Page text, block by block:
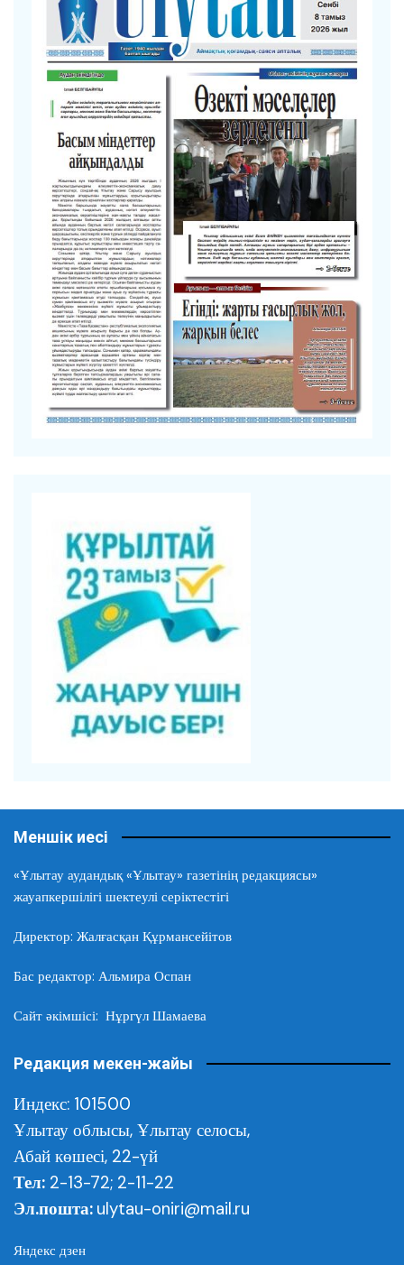
Меншік иесі
«Ұлытау аудандық «Ұлытау» газетінің редакциясы»
жауапкершілігі шектеулі серіктестігі
Директор: Жалғасқан Құрмансейітов
Бас редактор: Альмира Оспан
Сайт әкімшісі: Нұргүл Шамаева
Редакция мекен-жайы
Индекс: 101500
Ұлытау облысы, Ұлытау селосы,
Абай көшесі, 22-үй
Тел: 2-13-72; 2-11-22
Эл.пошта: ulytau-oniri@mail.ru
Яндекс дзен